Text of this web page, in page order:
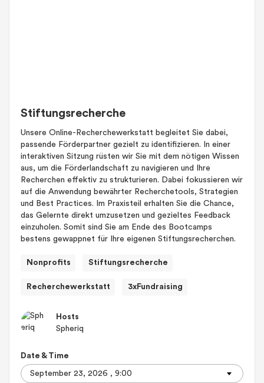
Stiftungsrecherche
Unsere Online-Recherchewerkstatt begleitet Sie dabei,
passende Förderpartner gezielt zu identifizieren. In einer
interaktiven Sitzung rüsten wir Sie mit dem nötigen Wissen
aus, um die Förderlandschaft zu navigieren und Ihre
Recherchen effektiv zu strukturieren. Dabei fokussieren wir
auf die Anwendung bewährter Recherchetools, Strategien
und Best Practices. Im Praxisteil erhalten Sie die Chance,
das Gelernte direkt umzusetzen und gezieltes Feedback
einzuholen. Somit sind Sie am Ende des Bootcamps
bestens gewappnet für Ihre eigenen Stiftungsrecherchen.
Nonprofits Stiftungsrecherche
Recherchewerkstatt 3xFundraising
Hosts
Spheriq
Date & Time